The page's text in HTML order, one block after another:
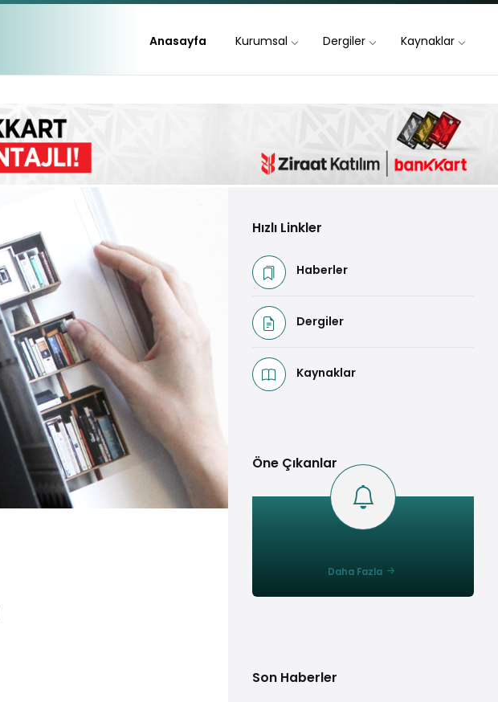
Anasayfa Kurumsal Dergiler Kaynaklar
Hızlı Linkler
Haberler
Dergiler
Kaynaklar
Öne Çıkanlar
Daha Fazla
Son Haberler